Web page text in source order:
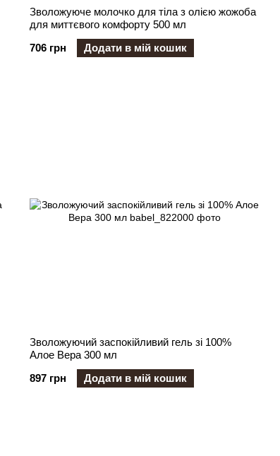
Зволожуюче молочко для тіла з олією жожоба
для миттєвого комфорту 500 мл
706 грн
Додати в мій кошик
Зволожуючий заспокійливий гель зі 100%
Алое Вера 300 мл
897 грн
Додати в мій кошик